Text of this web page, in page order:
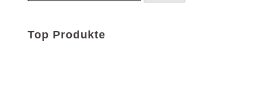
Top Produkte